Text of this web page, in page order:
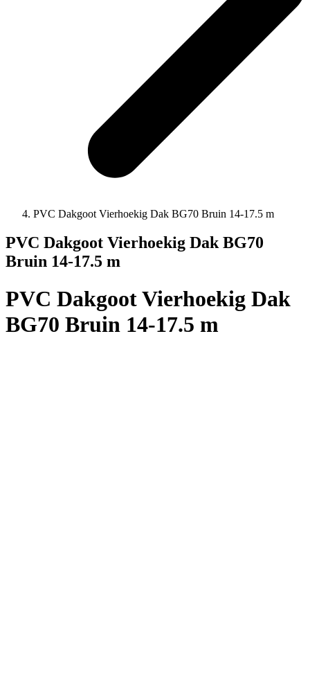
PVC Dakgoot Vierhoekig Dak BG70 Bruin 14-17.5 m
PVC Dakgoot Vierhoekig Dak BG70
Bruin 14-17.5 m
PVC Dakgoot Vierhoekig Dak
BG70 Bruin 14-17.5 m